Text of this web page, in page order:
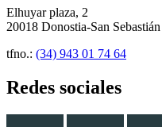
Elhuyar plaza, 2
20018 Donostia-San Sebastián
tfno.: (34) 943 01 74 64
Redes sociales